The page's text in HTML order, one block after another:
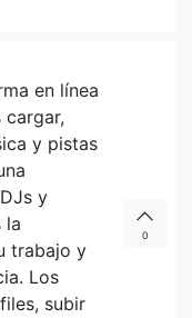
en línea
y pistas
y
la
trabajo y
Los
subir
0